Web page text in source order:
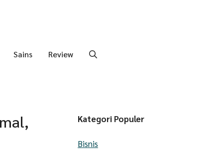
Sains Review
Kategori Populer
Bisnis